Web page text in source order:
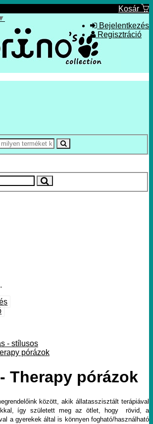
Kosár
Bejelentkezés
Regisztráció
- stílusos
pórázok
Therapy pórázok
között, akik állatasszisztált terápiával
így született meg az ötlet, hogy rövid, a
a gyerekek által is könnyen fogható/használható